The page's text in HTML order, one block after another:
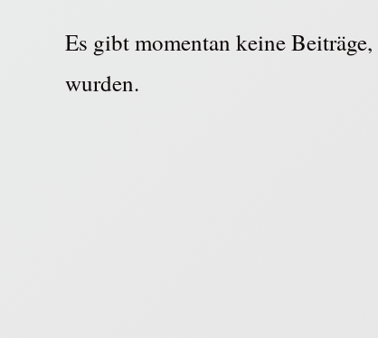
Es gibt momentan keine
wurden.